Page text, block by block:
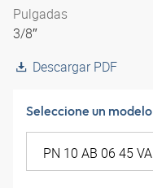
Pulgadas
3/8″
Descargar PDF
Seleccione un modelo